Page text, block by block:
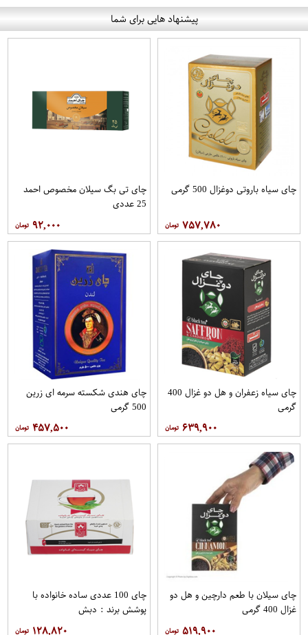
پیشنهاد هایی برای شما
چای سیاه باروتی دوغزال 500 گرمی
۷۵۷,۷۸۰
چای تی بگ سیلان مخصوص احمد
25 عددی
۹۲,۰۰۰
چای سیاه زعفران و هل دو غزال 400
گرمی
۶۳۹,۹۰۰
چای هندی شکسته سرمه ای زرین
500 گرمی
۴۵۷,۵۰۰
چای سیلان با طعم دارچین و هل دو
غزال 400 گرمی
۵۱۹,۹۰۰
چای 100 عددی ساده خانواده با
پوشش برند : دبش
۱۲۸,۸۲۰